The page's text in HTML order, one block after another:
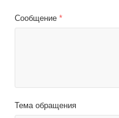
Сообщение *
Тема обращения